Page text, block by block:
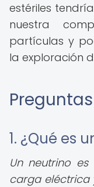
estériles
nuestra
partículas y
la exploración
1. ¿Qué es
Un neutrino
carga eléctrica